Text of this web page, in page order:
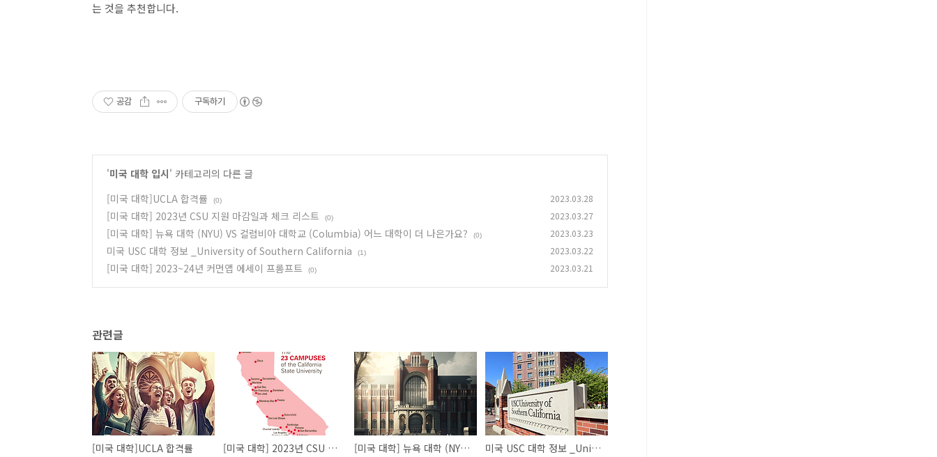
는 것을 추천합니다.
공감 구독하기
'미국 대학 입시' 카테고리의 다른 글
[미국 대학]UCLA 합격률
(0) 2023.03.28
[미국 대학] 2023년 CSU 지원 마감일과 체크 리스트 (0) 2023.03.27
[미국 대학] 뉴욕 대학 (NYU) VS 컬럼비아 대학교 (Columbia) 어느 대학이 더 나은가요? (0) 2023.03.23
미국 USC 대학 정보 _University of Southern California (1) 2023.03.22
[미국 대학] 2023~24년 커먼앱 에세이 프롬프트 (0) 2023.03.21
관련글
[미국 대학]UCLA 합격률 [미국 대학] 2023년 CSU 지원 마감일과 체크 리스트 [미국 대학] 뉴욕 대학 (NYU) VS 컬럼비아 대학교 (Columbia) 어느 대학이 더 나은가요? 미국 USC 대학 정보 _University of Southern California